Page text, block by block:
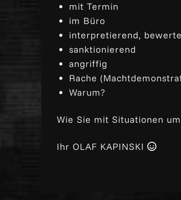
mit Termin
im Büro
interpretierend,
sanktionierend
angriffig
Rache
Warum?
Wie Sie mit Situationen
Ihr OLAF KAPINSKI